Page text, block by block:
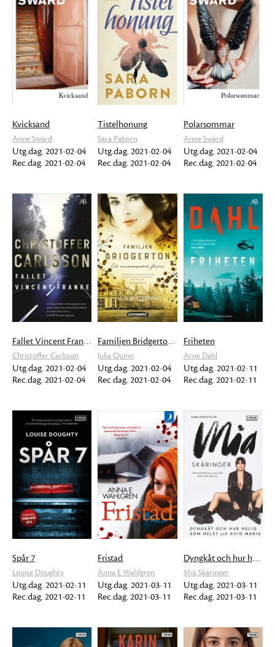
Kvicksand
Anne Swärd
Utg.dag. 2021-02-04
Rec.dag. 2021-02-04
Tistelhonung
Sara Paborn
Utg.dag. 2021-02-04
Rec.dag. 2021-02-04
Polarsommar
Anne Swärd
Utg.dag. 2021-02-04
Rec.dag. 2021-02-04
Fallet Vincent Franke
Christoffer Carlsson
Utg.dag. 2021-02-04
Rec.dag. 2021-02-04
Familjen Bridgerton. Ett minnesvärt frieri
Julia Quinn
Utg.dag. 2021-02-04
Rec.dag. 2021-02-04
Friheten
Arne Dahl
Utg.dag. 2021-02-11
Rec.dag. 2021-02-11
Spår 7
Louise Doughty
Utg.dag. 2021-02-11
Rec.dag. 2021-02-11
Fristad
Anna E Wahlgren
Utg.dag. 2021-03-11
Rec.dag. 2021-03-11
Dyngkåt och hur helig som helst; Avig Maria
Mia Skäringer
Utg.dag. 2021-03-11
Rec.dag. 2021-03-11